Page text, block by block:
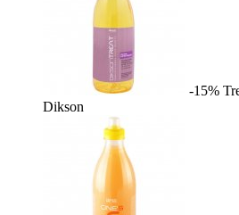
-15%
Dikson